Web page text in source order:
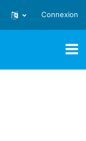
désactiver la saisie
Connexion